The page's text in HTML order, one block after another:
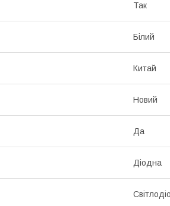
Так
Білий
Китай
Новий
Да
Діодна